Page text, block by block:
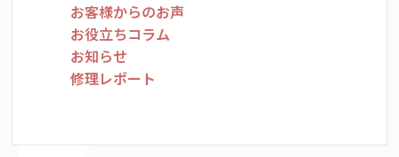
お客様からのお声
お役立ちコラム
お知らせ
修理レポート